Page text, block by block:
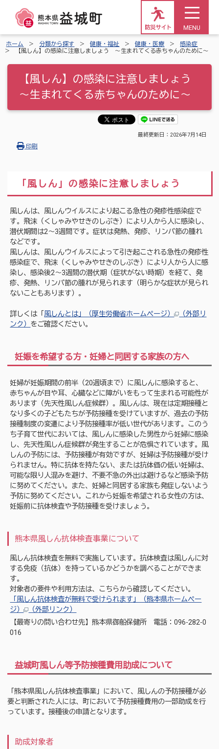
防災サイト MENU
ホーム 分類から探す 健康・福祉 健康・医療
感染症
【風しん】の感染に注意しましょう ～生まれてくる赤ちゃんのために～
【風しん】の感染に注意しましょう
～生まれてくる赤ちゃんのために～
最終更新日： 2026年7月14日
印刷
「風しん」の感染に注意しましょう
風しんは、風しんウイルスにより起こる急性の発疹性感染症で
す。飛沫（くしゃみやせきのしぶき）により人から人に感染し、
潜伏期間は2～3週間です。症状は発熱、発疹、リンパ節の腫れ
などです。
風しんは、風しんウイルスによって引き起こされる急性の発疹性
感染症で、飛沫（くしゃみやせきのしぶき）により人から人に感
染し、感染後2～3週間の潜伏期（症状がない時期）を経て、発
疹、発熱、リンパ節の腫れが見られます（明らかな症状が見られ
ないこともあります）。
詳しくは「 風しんとは」（厚生労働省ホームページ）
（外部リ
ンク） をご確認ください。
妊娠を希望する方・妊婦と同居する家族の方へ
妊婦が妊娠期間の前半（20週頃まで）に風しんに感染すると、
赤ちゃんが目や耳、心臓などに障がいをもって生まれる可能性が
あります（先天性風しん症候群）。風しんは、現在は定期接種と
なり多くの子どもたちが予防接種を受けていますが、過去の予防
接種制度の変遷により予防接種率が低い世代があります。このう
ち子育て世代においては、風しんに感染した男性から妊婦に感染
し、先天性風しん症候群が発生することが危惧されています。風
しんの予防には、予防接種が有効ですが、妊婦は予防接種が受け
られません。特に抗体を持たない、または抗体価の低い妊婦は、
可能な限り人混みを避け、不要不急の外出は避けるなど感染予防
に努めてください。また、妊婦と同居する家族も発症しないよう
予防に努めてください。これから妊娠を希望される女性の方は、
妊娠前に抗体検査や予防接種を受けましょう。
熊本県風しん抗体検査事業について
風しん抗体検査を無料で実施しています。抗体検査は風しんに対
する免疫（抗体）を持っているかどうかを調べることができま
す。
対象者の要件や利用方法は、こちらから確認してください。
「風しん抗体検査が無料で受けられます」（熊本県ホームペー
ジ）
（外部リンク）
【最寄りの問い合わせ先】熊本県御船保健所 電話：096-282-0
016
益城町風しん等予防接種費用助成について
「熊本県風しん抗体検査事業」において、風しんの予防接種が必
要と判断された人には、町において予防接種費用の一部助成を行
っています。接種後の申請となります。
助成対象者